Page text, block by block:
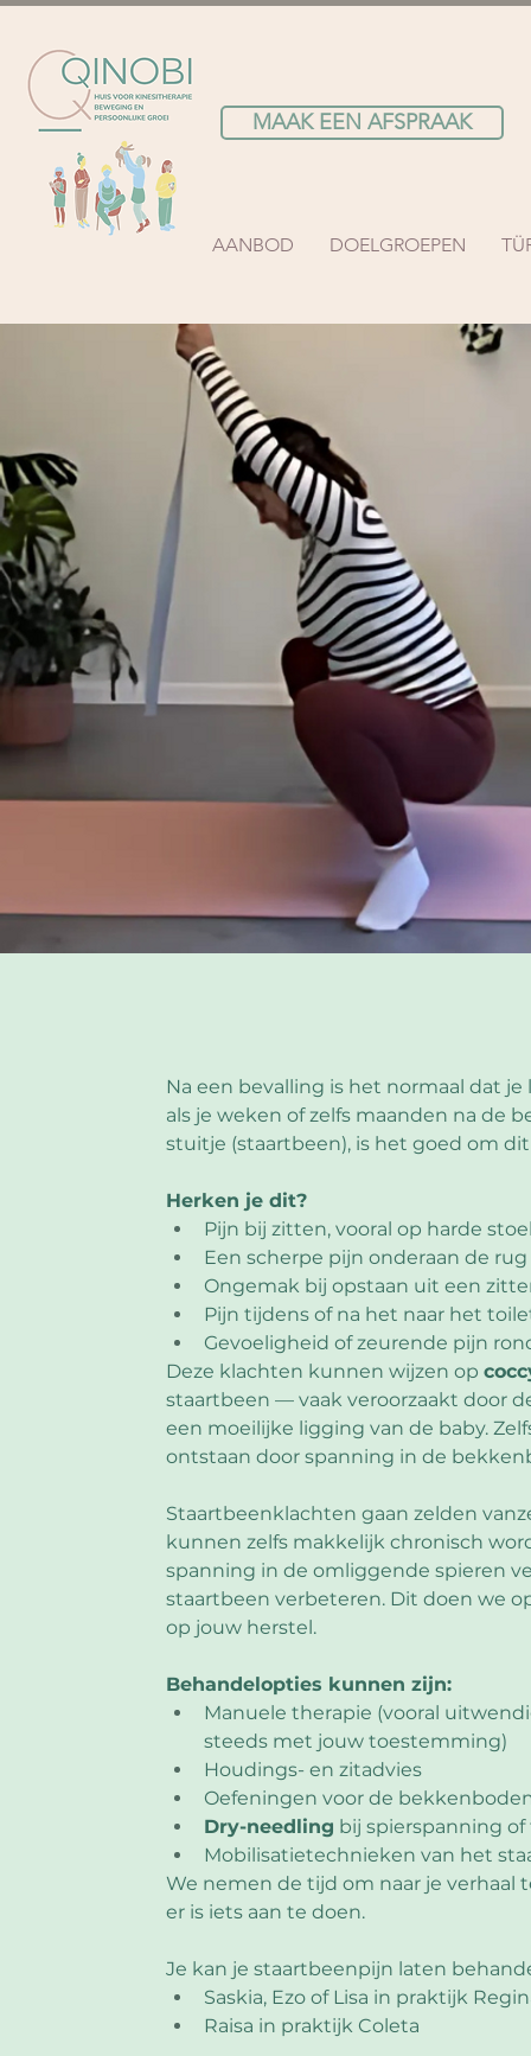
MAAK EEN AFSPRAAK
AANBOD DOELGROEPEN
Na een bevalling is het normaal dat
als je weken of zelfs maanden na de
stuitje (staartbeen), is het goed om
Herken je dit?
Pijn bij zitten, vooral op harde
Een scherpe pijn onderaan de
Ongemak bij opstaan uit een
Pijn tijdens of na het naar het
Gevoeligheid of zeurende pijn
Deze klachten kunnen wijzen op
staartbeen — vaak veroorzaakt door
een moeilijke ligging van de baby.
ontstaan door spanning in de
Staartbeenklachten gaan zelden
kunnen zelfs makkelijk chronisch
spanning in de omliggende spieren
staartbeen verbeteren. Dit doen we
op jouw herstel.
Behandelopties kunnen zijn:
Manuele therapie (vooral
steeds met jouw toestemming)
Houdings- en zitadvies
Oefeningen voor de
Dry-needling bij spierspanning
Mobilisatietechnieken van het
We nemen de tijd om naar je
er is iets aan te doen.
Je kan je staartbeenpijn laten
Saskia, Ezo of Lisa in praktijk
Raisa in praktijk Coleta